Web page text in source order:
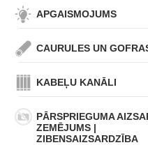
APGAISMOJUMS
CAURULES UN
KABEĻU KANĀLI
PĀRSPRIEGUMA
ZEMĒJUMS |
ZIBENSAIZSARDZĪBA